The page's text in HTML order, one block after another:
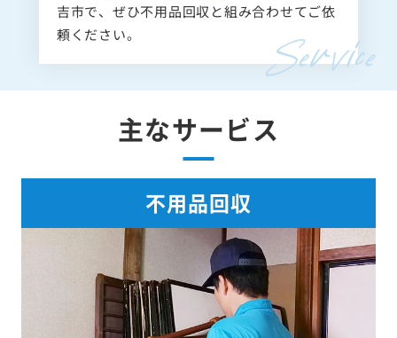
吉市で、ぜひ不用品回収と組み合わせてご依
頼ください。
主なサービス
不用品回収